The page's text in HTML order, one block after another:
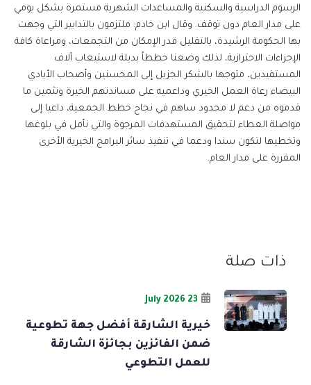
الرسوم الدراسية والسكنية والمساعدات الشهرية مستمرة بشكل يومي
على مدار العام دون توقف. وقال ابن خادم: ملتزمون بالتدابير التي وجهت
بها الحكومة الرشيدة، بالتقليل قدر الإمكان من التجمعات، ومراعاة كافة
الإجراءات الاحترازية، لذلك وضعنا خططاً بديلة لاستيعاب آلاف
المستفيدين، متوجها بالشكر الجزيل إلى المحسنين وأصحاب الأيادي
البيضاء رعاة العمل الخيري وداعميه على مساندتهم الخيرة وتثمين ما
قدموه من دعم لا محدود ساهم في نجاح خطط الجمعية، داعيا إلى
مواصلة العطاء لتحقيق المستهدفات المرجوة والتي نأمل في بلوغها
وتخطيها لتكون سندا ودعما في تنفيذ سائر البرامج الخيرية الأخرى
المقررة على مدار العام.
ذات صلة
23 July 2026
خيرية الشارقة أفضل جهة تطوعية
ضمن الفائزين بجائزة الشارقة
للعمل التطوعي